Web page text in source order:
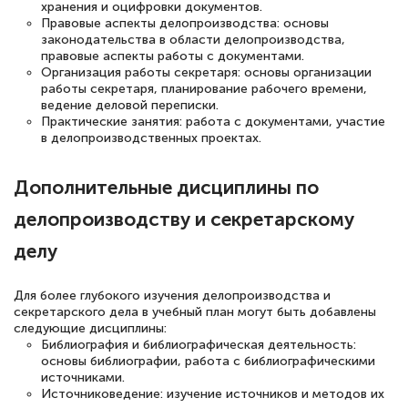
Обучение понравилось: огромное
количество тематической литературы,
пособий и учебников доступно на время
прохождения курса, удобная система
аттестации, проблем не возникло ни на
каком этапе…
хранения и оцифровки документов.
Правовые аспекты делопроизводства: основы
законодательства в области делопроизводства,
правовые аспекты работы с документами.
Организация работы секретаря: основы организации
работы секретаря, планирование рабочего времени,
ведение деловой переписки.
Практические занятия: работа с документами, участие
в делопроизводственных проектах.
Дополнительные дисциплины по
делопроизводству и секретарскому
делу
Для более глубокого изучения делопроизводства и
секретарского дела в учебный план могут быть добавлены
следующие дисциплины:
Библиография и библиографическая деятельность:
основы библиографии, работа с библиографическими
источниками.
Источниковедение: изучение источников и методов их